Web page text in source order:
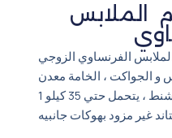
الملابس
الفرنساوي الزوجي
يتحمل حتي 35 كيلو
غير مزود بهوكات جانبيه